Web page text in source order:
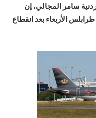
سامر المجالي، إن
الأربعاء بعد انقطاع